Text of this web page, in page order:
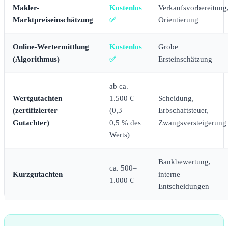
Makler-
Marktpreiseinschätzung
Kostenlos
✅
Orientierung
Online-Wertermittlung
(Algorithmus)
Kostenlos
✅
Grobe
Ersteinschätzung
Wertgutachten
(zertifizierter
Gutachter)
ab ca.
1.500 €
(0,3–
0,5 % des
Werts)
Scheidung,
Erbschaftsteuer,
Zwangsversteigerung
Kurzgutachten
ca. 500–
1.000 €
Bankbewertung,
interne
Entscheidungen